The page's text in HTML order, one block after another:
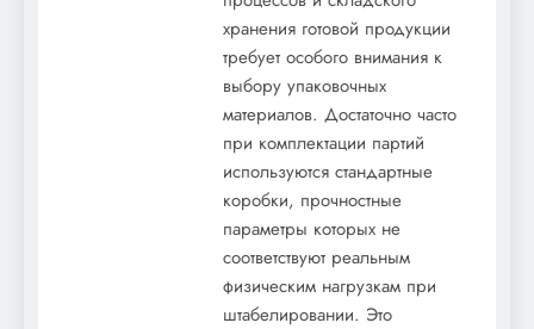
хранения готовой продукции
требует особого внимания к
выбору упаковочных
материалов. Достаточно часто
при комплектации партий
используются стандартные
коробки, прочностные
параметры которых не
соответствуют реальным
физическим нагрузкам при
штабелировании. Это